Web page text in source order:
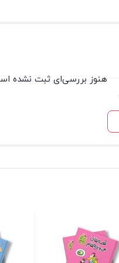
هنوز بررسی‌ای ثبت نشده